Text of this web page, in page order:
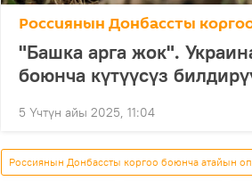
Россиянын Донбассты
"Башка арга жок".
боюнча күтүүсүз
5 Үчтүн айы 2025, 11:04
Россиянын Донбассты коргоо боюнча атайын